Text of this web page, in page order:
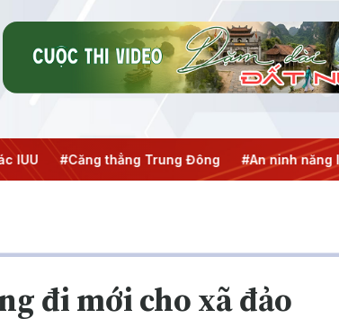
#Căng thẳng Trung Đông #An ninh năng lượng
đi mới cho xã đảo